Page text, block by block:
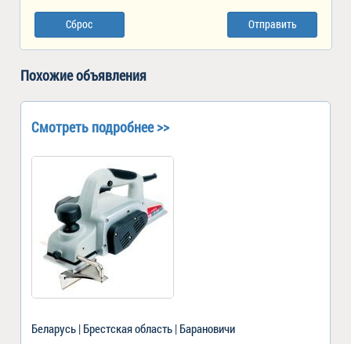
Сброс Отправить
Похожие объявления
Смотреть подробнее >>
Беларусь | Брестская область | Барановичи